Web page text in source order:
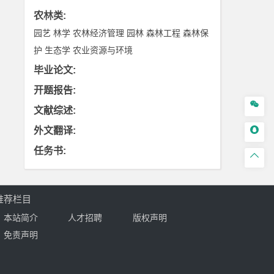
农林类:
园艺 林学 农林经济管理 园林 森林工程 森林保
护 生态学 农业资源与环境
毕业论文:
开题报告:
文献综述:
外文翻译:
任务书:



荐栏目
本站简介 人才招聘
版权声明
免责声明